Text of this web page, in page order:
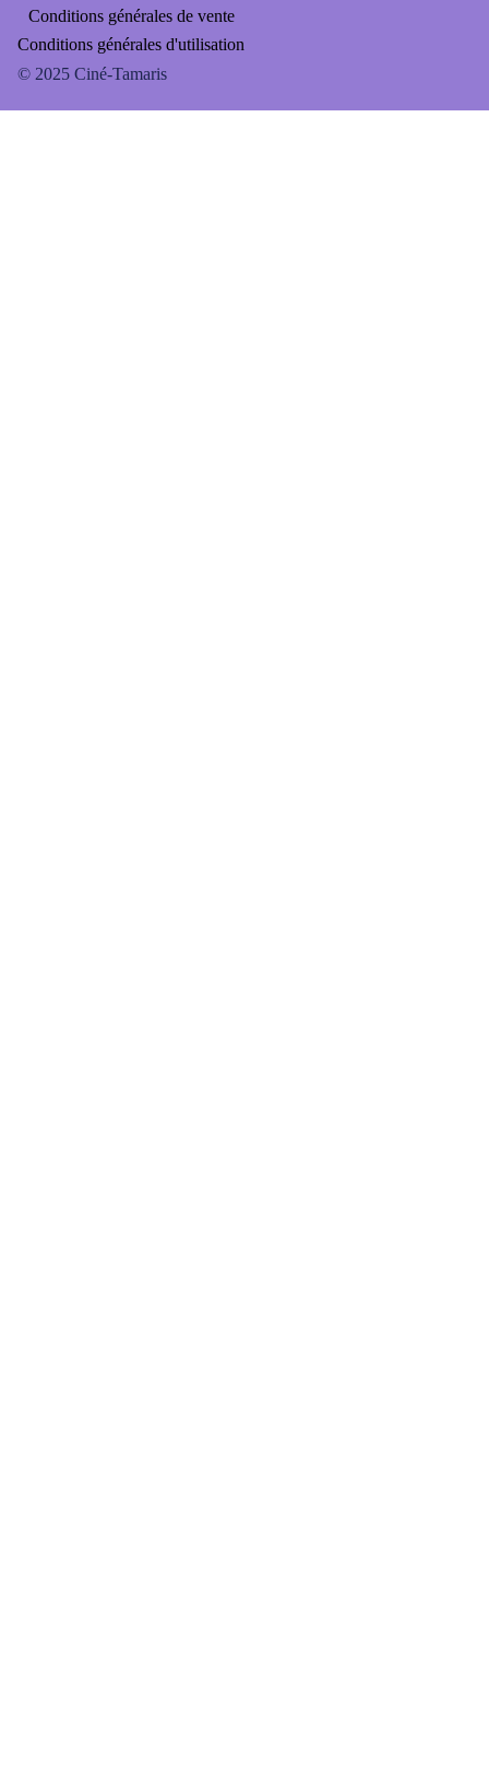
Conditions générales de vente
Conditions générales d'utilisation
FAQ
© 2025 Ciné-Tamaris